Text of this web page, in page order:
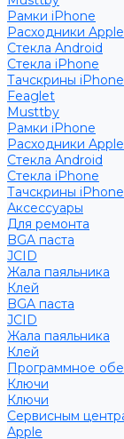
Рамки iPhone
Расходники
Стекла Android
Стекла iPhone
Тачскрины iPhone
Feaglet
Musttby
Рамки iPhone
Расходники
Стекла Android
Стекла iPhone
Тачскрины iPhone
Аксессуары
Для ремонта
BGA паста
JCID
Жала паяльника
Клей
BGA паста
JCID
Жала паяльника
Клей
Программное
Ключи
Ключи
Сервисным
Apple